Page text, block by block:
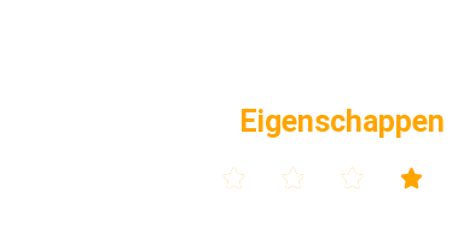
Eigenschappen
   